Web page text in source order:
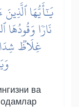
يَٰٓأَيُّهَا
نَارٗا
غِلَاظٞ
ва
одамлар